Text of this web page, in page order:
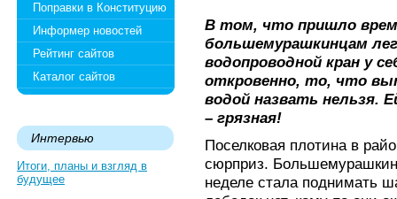
Поправки в Конституцию
Информер новостей
Рейтинг сайтов
Каталог сайтов
Интервью
Итоги, планы и взгляд в
будущее
В том, что пришло
большемурашкинцам
водопроводной кран у
откровенно, то, что
водой назвать нельзя.
– грязная!
Поселковая плотина в
сюрприз.
неделе стала поднимать